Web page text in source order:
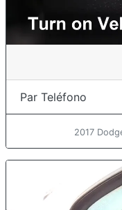
Par Teléfono
2017